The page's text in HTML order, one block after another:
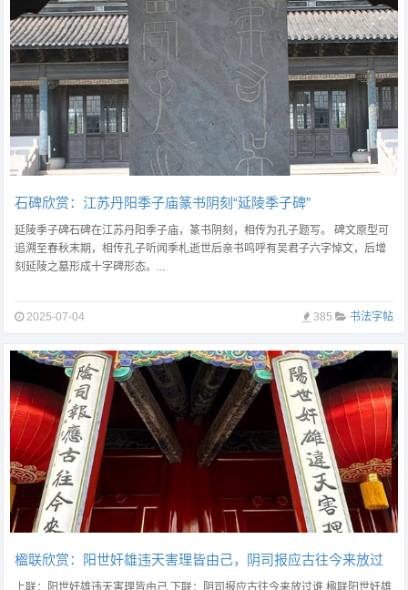
石碑欣赏：江苏丹阳季子庙篆书阴刻“延陵季子碑”
延陵季子碑石碑在江苏丹阳季子庙，篆书阴刻，相传为孔子题写。 碑文原型可
追溯至春秋末期，相传孔子听闻季札逝世后亲书呜呼有吴君子六字悼文，后增
刻延陵之墓形成十字碑形态。...
2025-07-04 385 书法字帖
楹联欣赏：阳世奸雄违天害理皆由己，阴司报应古往今来放过
谁
上联：阳世奸雄违天害理皆由己 下联：阴司报应古往今来放过谁 楹联阳世奸雄